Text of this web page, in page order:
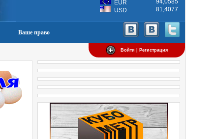
EUR
94,0585
USD
81,4077
Ваше право
Войти | Регистрация